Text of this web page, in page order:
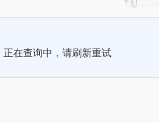
正在查询中，请刷新重试